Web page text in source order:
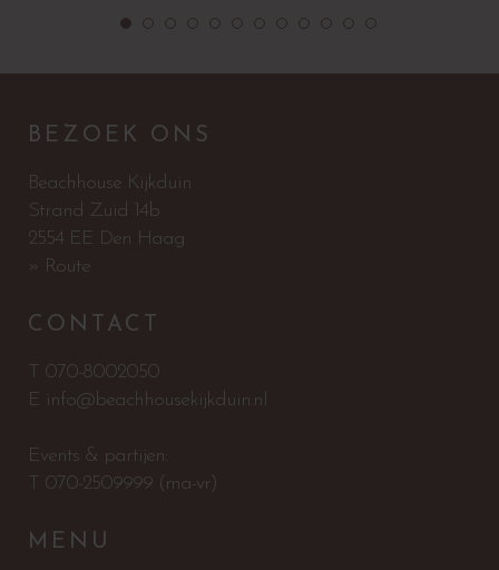
BEZOEK ONS
Beachhouse Kijkduin
Strand Zuid 14b
2554 EE Den Haag
» Route
CONTACT
T 070-8002050
E info@beachhousekijkduin.nl
Events & partijen:
T 070-2509999 (ma-vr)
MENU